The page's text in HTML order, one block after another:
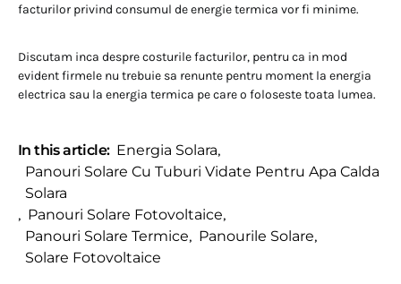
facturilor privind consumul de energie termica vor fi minime.
Discutam inca despre costurile facturilor, pentru ca in mod
evident firmele nu trebuie sa renunte pentru moment la energia
electrica sau la energia termica pe care o foloseste toata lumea.
In this article: Energia Solara,
Panouri Solare Cu Tuburi Vidate Pentru Apa Calda
Solara
, Panouri Solare Fotovoltaice,
Panouri Solare Termice, Panourile Solare,
Solare Fotovoltaice